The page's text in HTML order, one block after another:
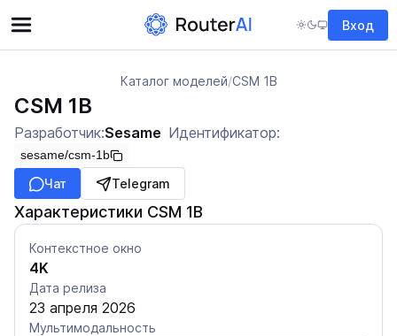
Вход
Каталог моделей/CSM 1B
CSM 1B
Разработчик:Sesame Идентификатор:
sesame/csm-1b
Чат Telegram
Характеристики CSM 1B
Контекстное окно
4K
Дата релиза
23 апреля 2026
Мультимодальность